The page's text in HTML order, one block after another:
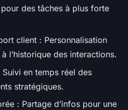
des tâches à plus forte
client : Personnalisation
l’historique des interactions.
en temps réel des
stratégiques.
: Partage d’infos pour une